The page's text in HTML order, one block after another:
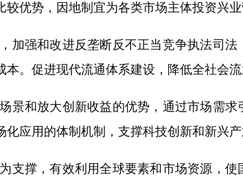
优势，因地制宜为各类市场主体投资兴业
强和改进反垄断反不正当竞争执法司法
。促进现代流通体系建设，降低全社会流
和放大创新收益的优势，通过市场需求
应用的体制机制，支撑科技创新和新兴产
撑，有效利用全球要素和市场资源，使